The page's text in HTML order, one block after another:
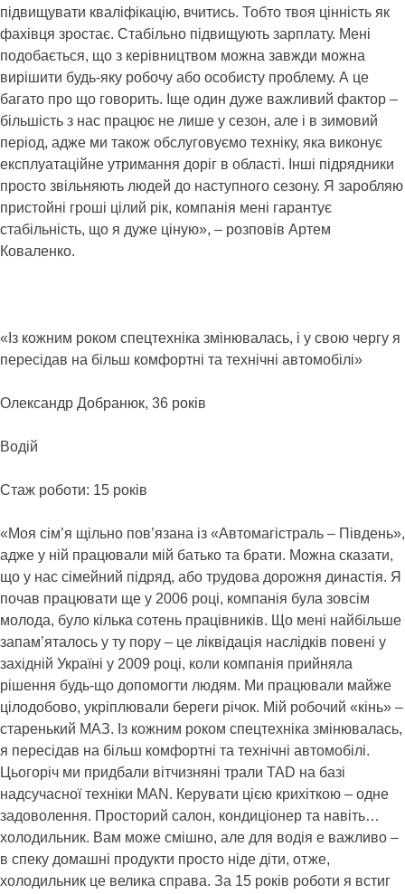
підвищувати кваліфікацію, вчитись. Тобто твоя цінність як
фахівця зростає. Стабільно підвищують зарплату. Мені
подобається, що з керівництвом можна завжди можна
вирішити будь-яку робочу або особисту проблему. А це
багато про що говорить. Іще один дуже важливий фактор –
більшість з нас працює не лише у сезон, але і в зимовий
період, адже ми також обслуговуємо техніку, яка виконує
експлуатаційне утримання доріг в області. Інші підрядники
просто звільняють людей до наступного сезону. Я заробляю
пристойні гроші цілий рік, компанія мені гарантує
стабільність, що я дуже ціную», – розповів Артем
Коваленко.
«Із кожним роком спецтехніка змінювалась, і у свою чергу я
пересідав на більш комфортні та технічні автомобілі»
Олександр Добранюк, 36 років
Водій
Стаж роботи: 15 років
«Моя сім’я щільно пов’язана із «Автомагістраль – Південь»,
адже у ній працювали мій батько та брати. Можна сказати,
що у нас сімейний підряд, або трудова дорожня династія. Я
почав працювати ще у 2006 році, компанія була зовсім
молода, було кілька сотень працівників. Що мені найбільше
запам’яталось у ту пору – це ліквідація наслідків повені у
західній Україні у 2009 році, коли компанія прийняла
рішення будь-що допомогти людям. Ми працювали майже
цілодобово, укріплювали береги річок. Мій робочий «кінь» –
старенький МАЗ. Із кожним роком спецтехніка змінювалась,
я пересідав на більш комфортні та технічні автомобілі.
Цьогоріч ми придбали вітчизняні трали TAD на базі
надсучасної техніки MAN. Керувати цією крихіткою – одне
задоволення. Просторий салон, кондиціонер та навіть…
холодильник. Вам може смішно, але для водія е важливо –
в спеку домашні продукти просто ніде діти, отже,
холодильник це велика справа. За 15 років роботи я встиг